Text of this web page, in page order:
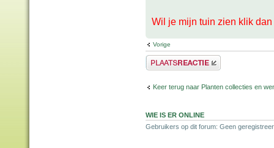
Wil je mijn tuin zien klik dan
Vorige
Plaats een reactie
Keer terug naar Planten collecties en
WIE IS ER ONLINE
Gebruikers op dit forum: Geen